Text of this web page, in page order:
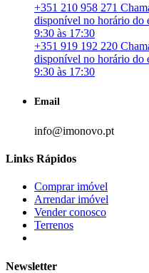
+351 210 958 271
disponível no horário do
9:30 às 17:30
+351 919 192 220
disponível no horário do
9:30 às 17:30
Email
info@imonovo.pt
Links Rápidos
Comprar imóvel
Arrendar imóvel
Vender conosco
Terrenos
Newsletter